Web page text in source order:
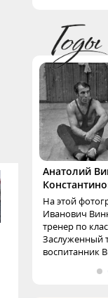
Анатолий
На этой
Иванович
тренер по
Заслуженный
воспитанник